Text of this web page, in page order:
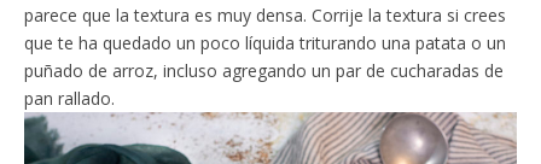
parece que la textura es muy densa. Corrije la textura si crees
que te ha quedado un poco líquida triturando una patata o un
puñado de arroz, incluso agregando un par de cucharadas de
pan rallado.